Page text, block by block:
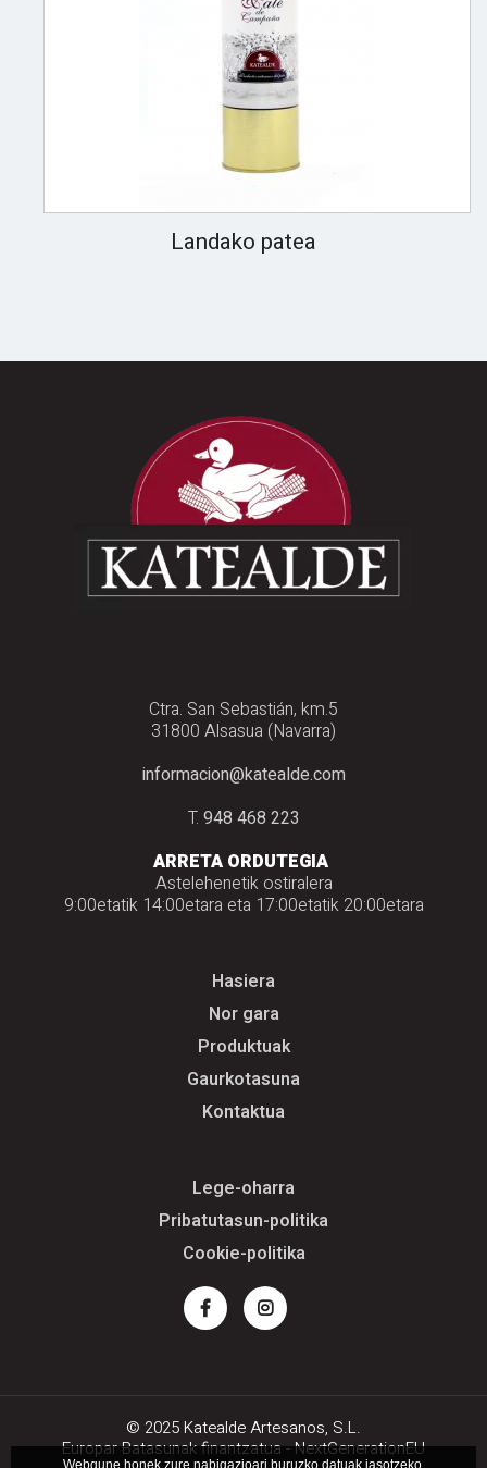
Webgune honek zure nabigazioari buruzko datuak jasotzeko,
Landako patea
Ctra. San Sebastián, km.5
31800 Alsasua (Navarra)
informacion@katealde.com
T. 948 468 223
ARRETA ORDUTEGIA
Astelehenetik ostiralera
9:00etatik 14:00etara eta 17:00etatik 20:00etara
Hasiera
Nor gara
Produktuak
Gaurkotasuna
Kontaktua
Lege-oharra
Pribatutasun-politika
Cookie-politika
FacebookInstagram
© 2025 Katealde Artesanos, S.L.
Europar Batasunak finantzatua - NextGenerationEU